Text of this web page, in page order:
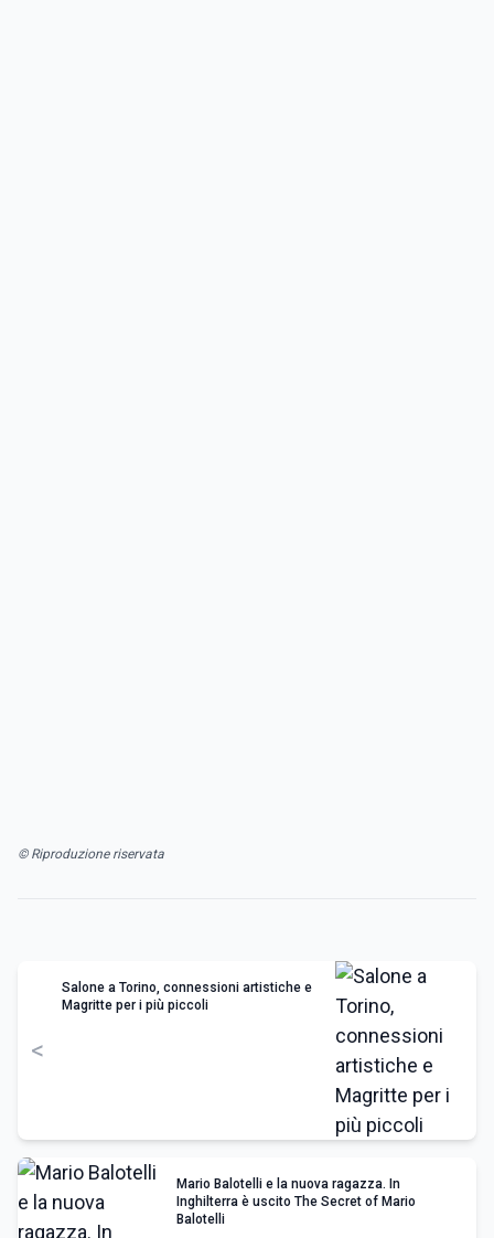
© Riproduzione riservata
<
Salone a Torino, connessioni artistiche e
Magritte per i più piccoli
Mario Balotelli e la nuova ragazza. In
Inghilterra è uscito The Secret of Mario
Balotelli